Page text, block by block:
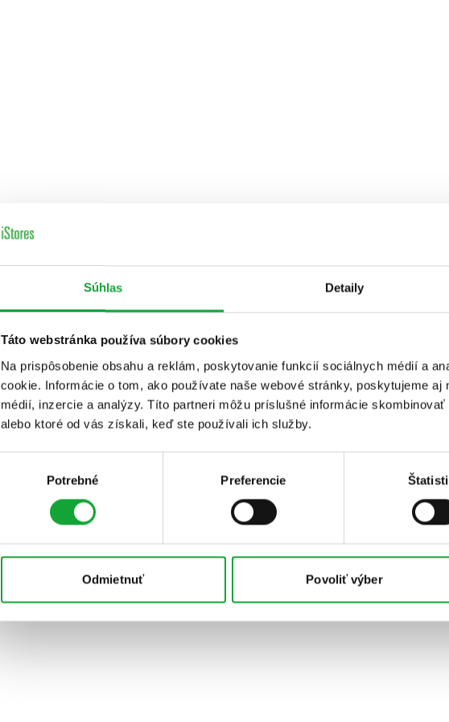
Súhlas Detaily
Táto webstránka používa súbory cookies
Na prispôsobenie obsahu a reklám, poskytovanie funkcií sociálnych médií a
cookie. Informácie o tom, ako používate naše webové stránky, poskytujeme
médií, inzercie a analýzy. Títo partneri môžu príslušné informácie
alebo ktoré od vás získali, keď ste používali ich služby.
Potrebné Preferencie
Odmietnuť Povoliť výber